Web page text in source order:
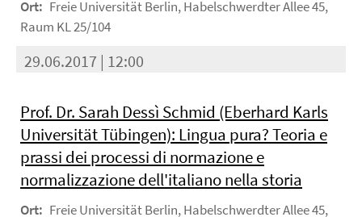
Ort: Freie Universität Berlin, Habelschwerdter Allee 45,
Raum KL 25/104
29.06.2017 | 12:00
Prof. Dr. Sarah Dessì Schmid (Eberhard Karls
Universität Tübingen): Lingua pura? Teoria e
prassi dei processi di normazione e
normalizzazione dell'italiano nella storia
Ort: Freie Universität Berlin, Habelschwerdter Allee 45,